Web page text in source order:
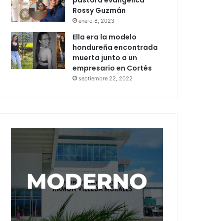
Rossy Guzmán
enero 8, 2023
Ella era la modelo
hondureña encontrada
muerta junto a un
empresario en Cortés
septiembre 22, 2022